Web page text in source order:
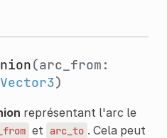
(arc_from:
Vector3)
représentant l'arc le
et arc_to . Cela peut